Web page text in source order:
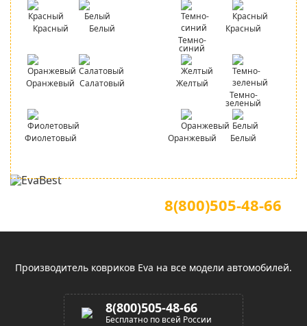
Красный Белый
Оранжевый Салатовый
Фиолетовый
Темно-
синий
Красный
Желтый
Темно-
зеленый
Оранжевый Белый
8(800)505-48-66
Производитель ковриков Eva на все модели автомобилей.
8(800)505-48-66
Бесплатно по всей России